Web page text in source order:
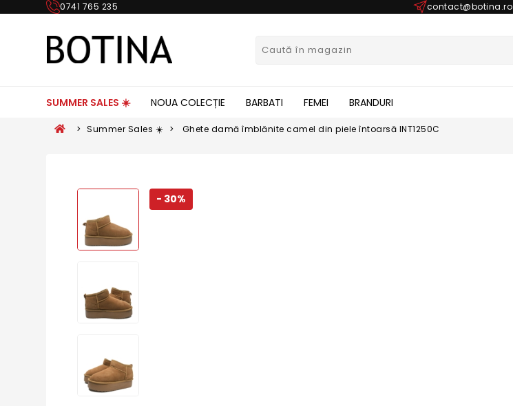
0741 765 235 contact@botina.ro
SUMMER SALES ☀️ NOUA COLECȚIE BARBATI FEMEI BRANDURI
> Summer Sales ☀️ > Ghete damă îmblănite camel din piele întoarsă INT1250C
- 30%